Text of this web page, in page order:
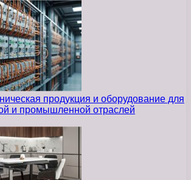
продукция и оборудование для
и промышленной отраслей